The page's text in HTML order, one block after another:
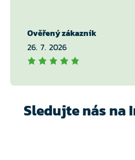
Ověřený zákazník
26. 7. 2026
Sledujte nás na